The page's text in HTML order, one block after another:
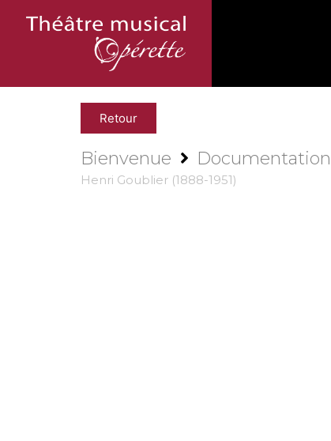
Retour
Bienvenue Documentation
Henri Goublier (1888-1951)